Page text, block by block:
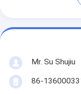
Mr. Su Shujiu
86-